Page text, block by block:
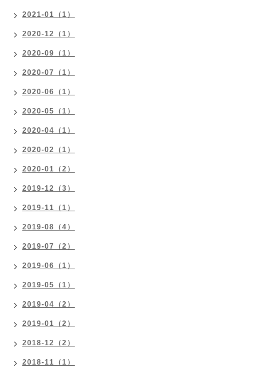
2021-01（1）
2020-12（1）
2020-09（1）
2020-07（1）
2020-06（1）
2020-05（1）
2020-04（1）
2020-02（1）
2020-01（2）
2019-12（3）
2019-11（1）
2019-08（4）
2019-07（2）
2019-06（1）
2019-05（1）
2019-04（2）
2019-01（2）
2018-12（2）
2018-11（1）